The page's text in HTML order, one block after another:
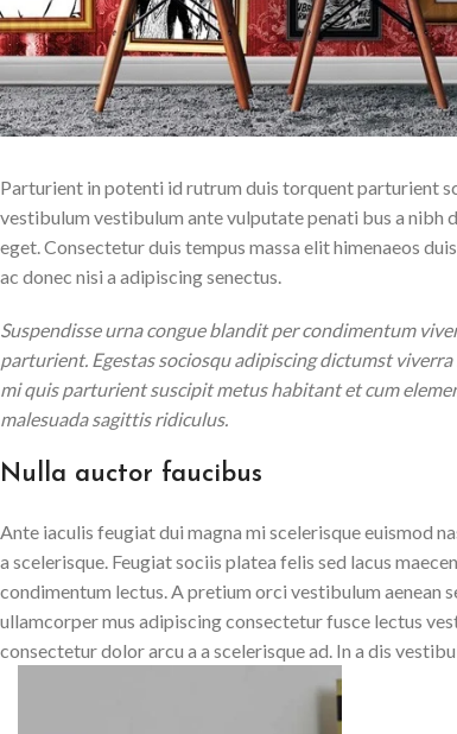
Parturient in potenti id rutrum duis torquent parturient
vestibulum vestibulum ante vulputate penati bus a nibh
eget. Consectetur duis tempus massa elit himenaeos
ac donec nisi a adipiscing senectus.
Suspendisse urna congue blandit per condimentum
parturient. Egestas sociosqu adipiscing dictumst viverra
mi quis parturient suscipit metus habitant et cum
malesuada sagittis ridiculus.
Nulla auctor faucibus
Ante iaculis feugiat dui magna mi scelerisque euismod
a scelerisque. Feugiat sociis platea felis sed lacus
condimentum lectus. A pretium orci vestibulum aenean
ullamcorper mus adipiscing consectetur fusce lectus
consectetur dolor arcu a a scelerisque ad. In a dis